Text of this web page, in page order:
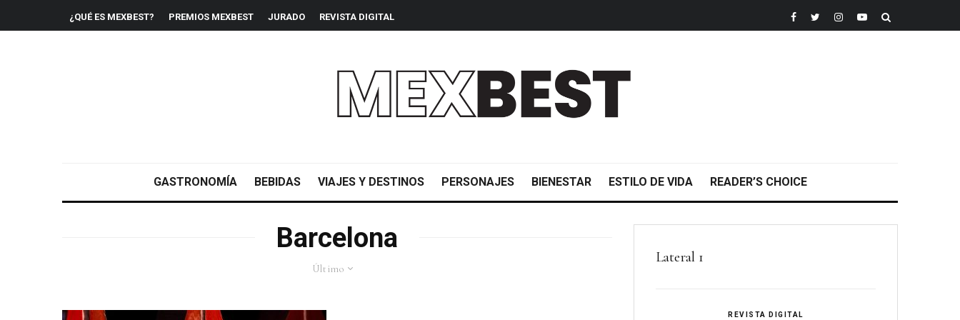
¿QUÉ ES MEXBEST? PREMIOS MEXBEST JURADO REVISTA DIGITAL
GASTRONOMÍA BEBIDAS VIAJES Y DESTINOS PERSONAJES BIENESTAR ESTILO DE VIDA READER’S CHOICE
Barcelona
Último
Lateral 1
REVISTA DIGITAL